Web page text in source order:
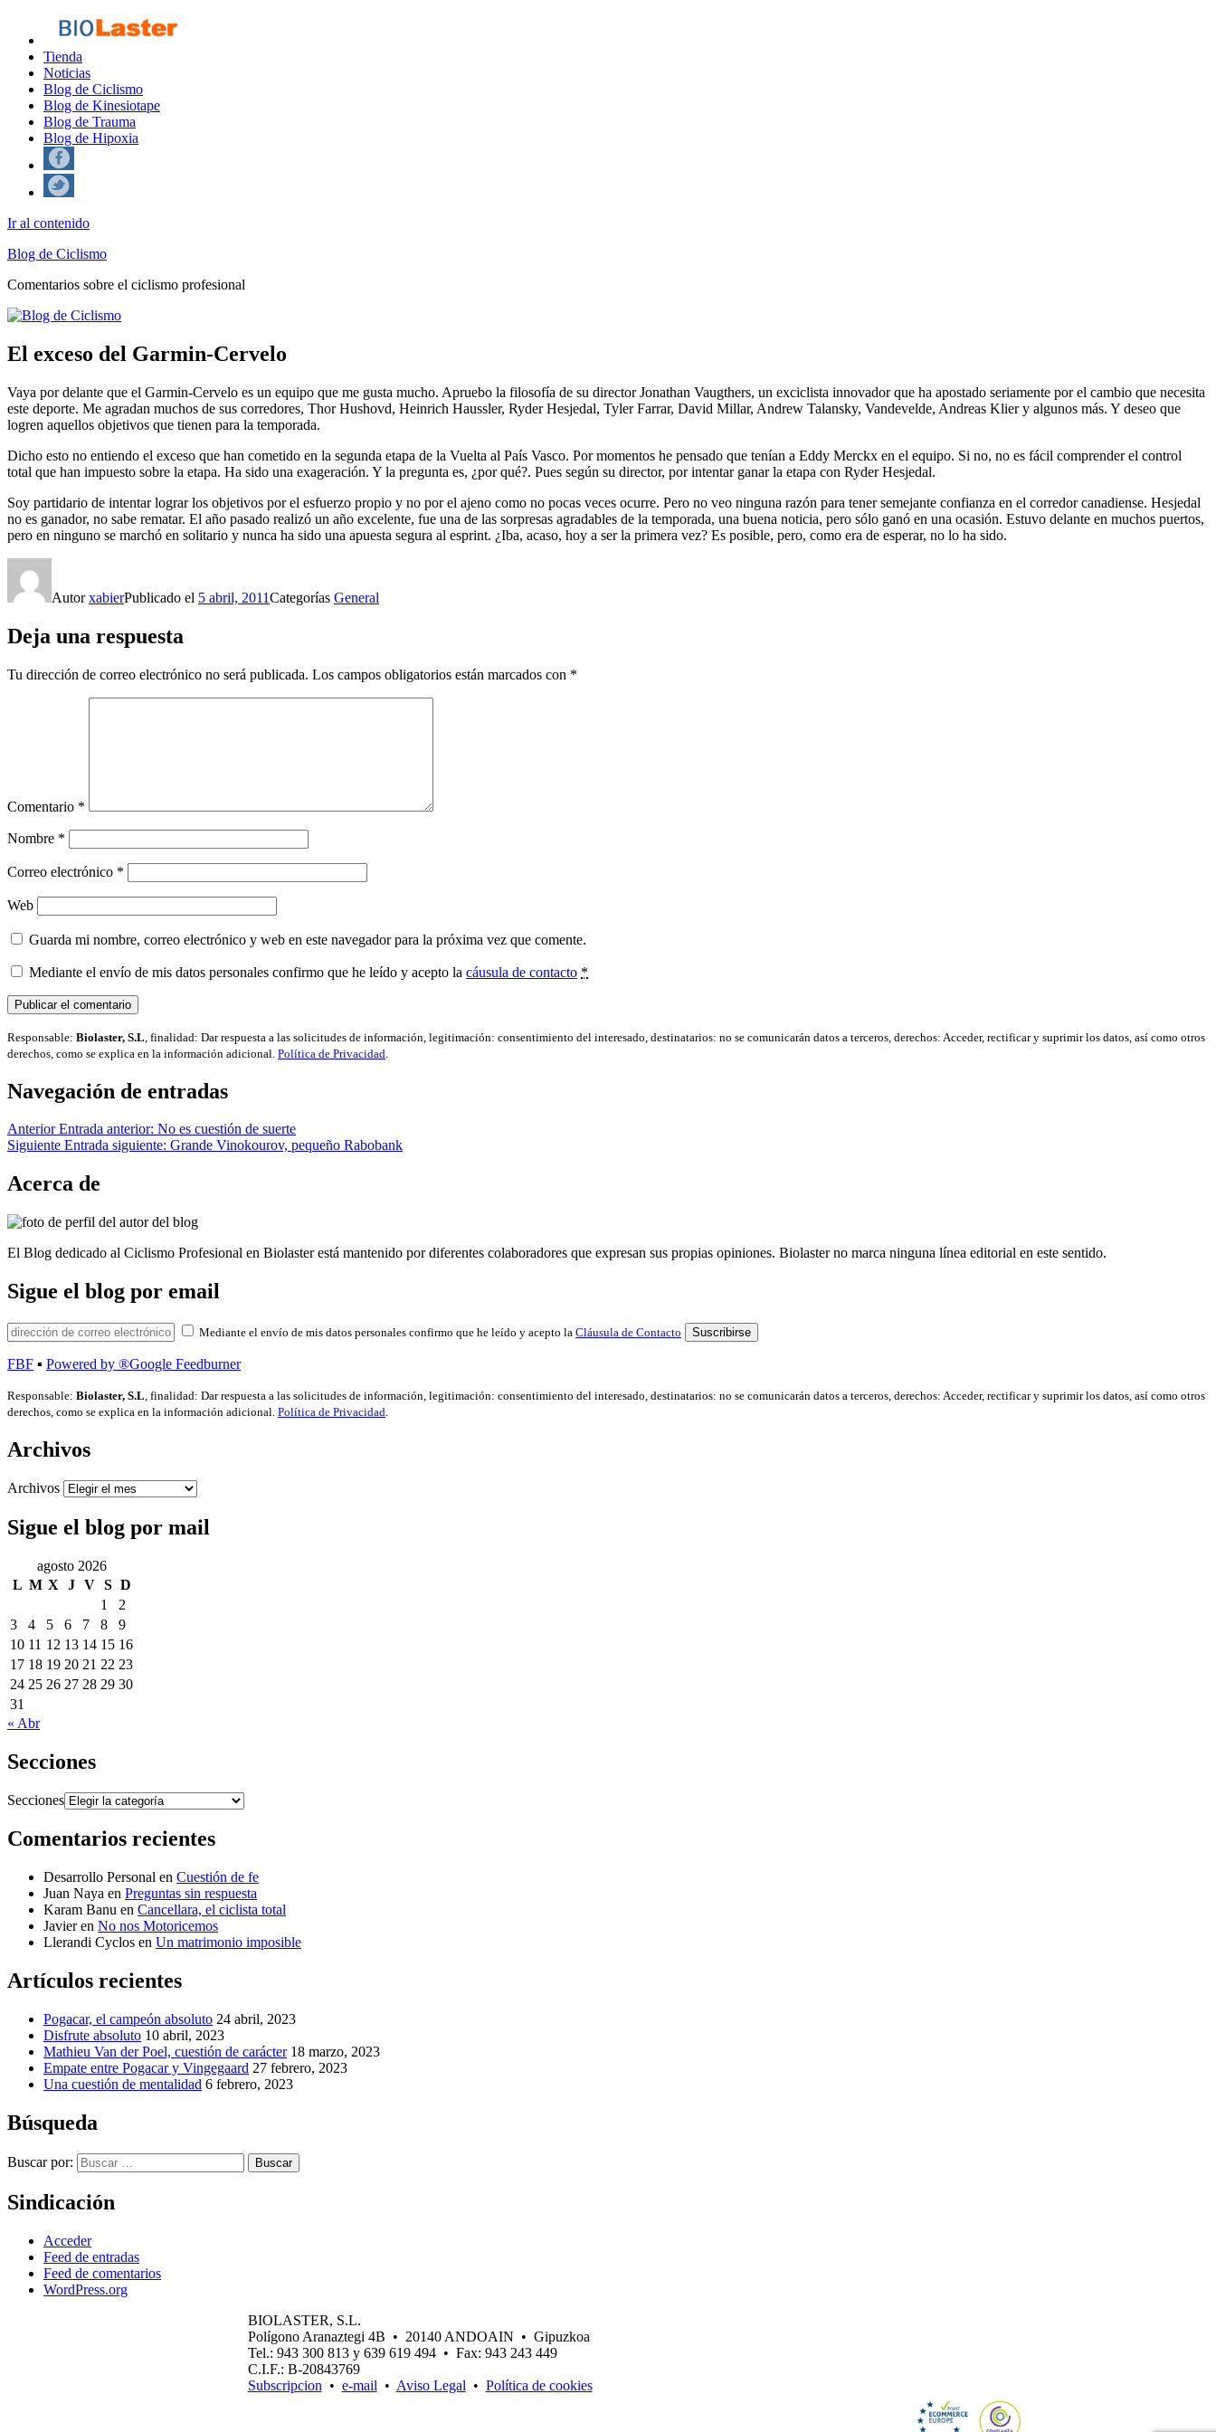
Tienda
Noticias
Blog de Ciclismo
Blog de Kinesiotape
Blog de Trauma
Blog de Hipoxia
Ir al contenido
Blog de Ciclismo
Comentarios sobre el ciclismo profesional
El exceso del Garmin-Cervelo
Vaya por delante que el Garmin-Cervelo es un equipo que me gusta mucho. Apruebo la filosofía de su director Jonathan Vaugthers, un exciclista innovador que ha apostado seriamente por el cambio que necesita
este deporte. Me agradan muchos de sus corredores, Thor Hushovd, Heinrich Haussler, Ryder Hesjedal, Tyler Farrar, David Millar, Andrew Talansky, Vandevelde, Andreas Klier y algunos más. Y deseo que
logren aquellos objetivos que tienen para la temporada.
Dicho esto no entiendo el exceso que han cometido en la segunda etapa de la Vuelta al País Vasco. Por momentos he pensado que tenían a Eddy Merckx en el equipo. Si no, no es fácil comprender el control
total que han impuesto sobre la etapa. Ha sido una exageración. Y la pregunta es, ¿por qué?. Pues según su director, por intentar ganar la etapa con Ryder Hesjedal.
Soy partidario de intentar lograr los objetivos por el esfuerzo propio y no por el ajeno como no pocas veces ocurre. Pero no veo ninguna razón para tener semejante confianza en el corredor canadiense. Hesjedal
no es ganador, no sabe rematar. El año pasado realizó un año excelente, fue una de las sorpresas agradables de la temporada, una buena noticia, pero sólo ganó en una ocasión. Estuvo delante en muchos puertos,
pero en ninguno se marchó en solitario y nunca ha sido una apuesta segura al esprint. ¿Iba, acaso, hoy a ser la primera vez? Es posible, pero, como era de esperar, no lo ha sido.
AutorxabierPublicado el 5 abril, 2011Categorías General
Deja una respuesta
Tu dirección de correo electrónico no será publicada. Los campos obligatorios están marcados con *
Comentario *
Nombre *
Correo electrónico *
Web
Guarda mi nombre, correo electrónico y web en este navegador para la próxima vez que comente.
Mediante el envío de mis datos personales confirmo que he leído y acepto la cáusula de contacto *
Responsable: Biolaster, S.L , finalidad: Dar respuesta a las solicitudes de información, legitimación: consentimiento del interesado, destinatarios: no se comunicarán datos a terceros, derechos: Acceder, rectificar y suprimir los datos, así como otros
derechos, como se explica en la información adicional. Política de Privacidad
Navegación de entradas
Anterior Entrada anterior: No es cuestión de suerte
Siguiente Entrada siguiente: Grande Vinokourov, pequeño Rabobank
Acerca de
El Blog dedicado al Ciclismo Profesional en Biolaster está mantenido por diferentes colaboradores que expresan sus propias opiniones. Biolaster no marca ninguna línea editorial en este sentido.
Sigue el blog por email
Mediante el envío de mis datos personales confirmo que he leído y acepto la Cláusula de Contacto
FBF ▪ Powered by ®Google Feedburner
Responsable: Biolaster, S.L, finalidad: Dar respuesta a las solicitudes de información, legitimación: consentimiento del interesado, destinatarios: no se comunicarán datos a terceros, derechos: Acceder, rectificar y suprimir los datos, así como otros
derechos, como se explica en la información adicional. Política de Privacidad.
Archivos
Archivos
Sigue el blog por mail
agosto 2026
L M X J V S D
1
2
3
4 5 6 7 8
9
10 11 12 13 14 15 16
17 18 19 20 21 22 23
24 25 26 27 28 29 30
31
« Abr
Secciones
Secciones
Comentarios recientes
Desarrollo Personal en Cuestión de fe
Juan Naya en Preguntas sin respuesta
Karam Banu en Cancellara, el ciclista total
Javieren No nos Motoricemos
Llerandi Cyclos en Un matrimonio imposible
Artículos recientes
Pogacar, el campeón absoluto 24 abril, 2023
Disfrute absoluto 10 abril, 2023
Mathieu Van der Poel, cuestión de carácter 18 marzo, 2023
Empate entre Pogacar y Vingegaard 27 febrero, 2023
Una cuestión de mentalidad 6 febrero, 2023
Búsqueda
Buscar por: Buscar
Sindicación
Acceder
Feed de entradas
Feed de comentarios
WordPress.org
BIOLASTER, S.L.
Polígono Aranaztegi 4B • 20140 ANDOAIN • Gipuzkoa
Tel.: 943 300 813 y 639 619 494 • Fax: 943 243 449
C.I.F.: B-20843769
Subscripcion • e-mail • Aviso Legal • Política de cookies